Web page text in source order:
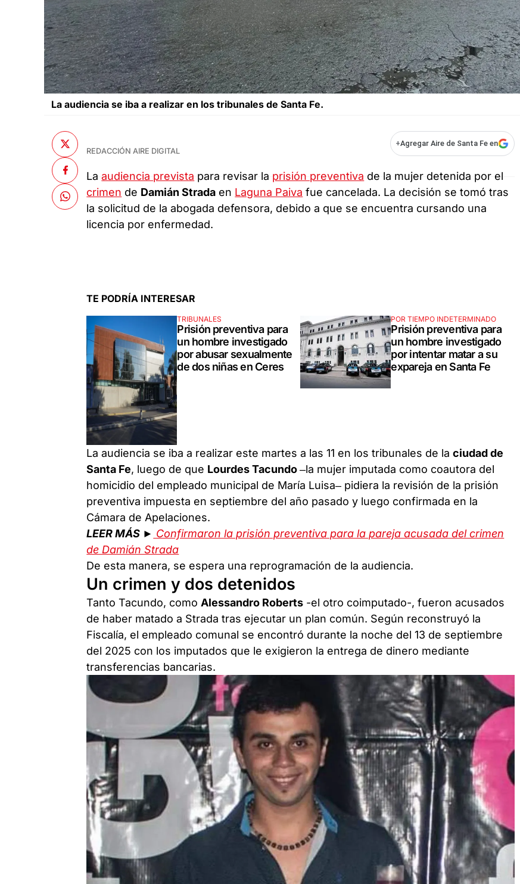
La audiencia se iba a realizar en los tribunales de Santa Fe.
REDACCIÓN AIRE DIGITAL
+Agregar Aire de Santa Fe en
Laaudiencia prevista para revisar la prisión preventiva de la mujer detenida por el
crimen de Damián Strada en Laguna Paiva fue cancelada. La decisión se tomó tras
la solicitud de la abogada defensora, debido a que se encuentra cursando una
licencia por enfermedad.
TE PODRÍA INTERESAR
TRIBUNALES
Prisión preventiva para
un hombre investigado
por abusar sexualmente
de dos niñas en Ceres
POR TIEMPO INDETERMINADO
Prisión preventiva para
un hombre investigado
por intentar matar a su
expareja en Santa Fe
La audiencia se iba a realizar este martes a las 11 en los tribunales de laciudad de
Santa Fe, luego de que Lourdes Tacundo–la mujer imputada como coautora del
homicidio del empleado municipal de María Luisa– pidiera la revisión de la prisión
preventiva impuesta en septiembre del año pasado y luego confirmada en la
Cámara de Apelaciones.
LEER MÁS ► Confirmaron la prisión preventiva para la pareja acusada del crimen
de Damián Strada
De esta manera, se espera una reprogramación de la audiencia.
Un crimen y dos detenidos
Tanto Tacundo, como Alessandro Roberts -el otro coimputado-, fueron acusados
de haber matado a Strada tras ejecutar un plan común. Según reconstruyó la
Fiscalía, el empleado comunal se encontró durante la noche del 13 de septiembre
del 2025 con los imputados que le exigieron la entrega de dinero mediante
transferencias bancarias.